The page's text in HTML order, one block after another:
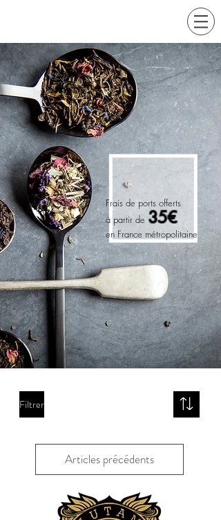
Frais de ports offerts
à partir de 35€
en France métropolitaine
Filtrer
Articles précédents